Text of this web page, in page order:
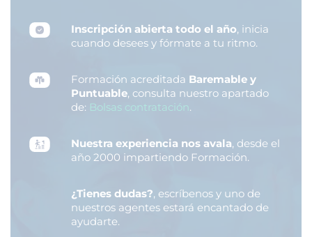
Inscripción abierta todo el año, inicia
cuando desees y fórmate a tu ritmo.
Formación acreditada Baremable y
Puntuable, consulta nuestro apartado
de: Bolsas contratación.
Nuestra experiencia nos avala, desde el
año 2000 impartiendo Formación.
¿Tienes dudas?, escríbenos y uno de
nuestros agentes estará encantado de
ayudarte.